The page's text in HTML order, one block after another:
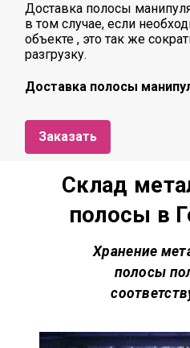
Доставка полосы
в том случае, если
объекте , это так же
разгрузку.
Доставка полосы
Заказать
Склад
полосы в
Хранение
полосы